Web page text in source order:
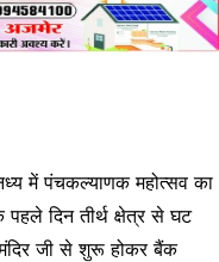
में पंचकल्याणक महोत्सव का
दिन तीर्थ क्षेत्र से घट
जी से शुरू होकर बैंक